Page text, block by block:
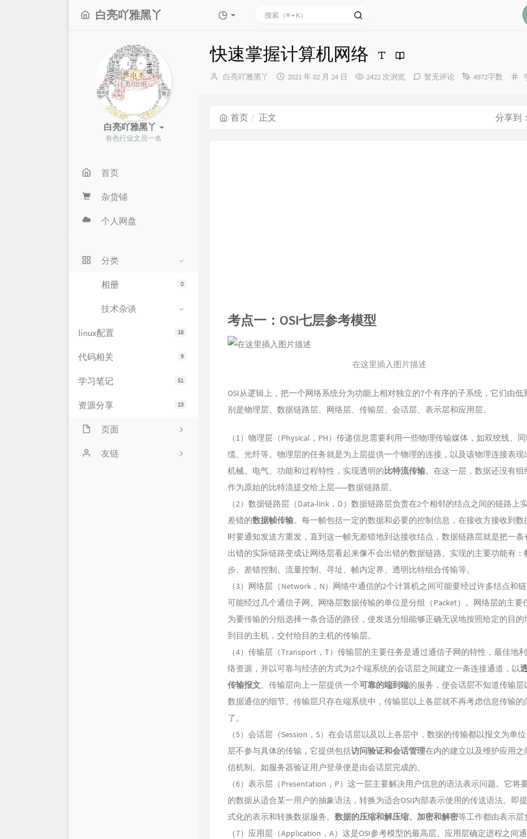
白亮吖雅黑丫
白亮吖雅黑丫
有色行业文员一名
首页
杂货铺
个人网盘
分类
0
相册
技术杂谈
18
linux配置
9
代码相关
51
学习笔记
13
资源分享
页面
网站状态
友链
快速掌握计算机网络
博
白亮吖雅黑丫
发
2021 年 02 月 24 日 2422 次浏览 暂无评论 4972字数
首页 正文 分享到
考点一：OSI七层参考模型
在这里插入图片描述
OSI从逻辑上，把一个网络系统分为功能上相对独立的7个有序的子系统，它们由低
别是物理层、数据链路层、网络层、传输层、会话层、表示层和应用层。
（1）物理层（Physical，PH）传递信息需要利用一些物理传输媒体，如双绞线、
缆、光纤等。物理层的任务就是为上层提供一个物理的连接，以及该物理连接表现
机械、电气、功能和过程特性，实现透明的比特流传输。在这一层，数据还没有组
作为原始的比特流提交给上层——数据链路层。
（2）数据链路层（Data-link，D）数据链路层负责在2个相邻的结点之间的链路上
差错的数据帧传输。每一帧包括一定的数据和必要的控制信息，在接收方接收到数
时要通知发送方重发，直到这一帧无差错地到达接收结点，数据链路层就是把一条
出错的实际链路变成让网络层看起来像不会出错的数据链路。实现的主要功能有：
步、差错控制、流量控制、寻址、帧内定界、透明比特组合传输等。
（3）网络层（Network，N）网络中通信的2个计算机之间可能要经过许多结点和
可能经过几个通信子网。网络层数据传输的单位是分组（Packet）。网络层的主要
为要传输的分组选择一条合适的路径，使发送分组能够正确无误地按照给定的目的
到目的主机，交付给目的主机的传输层。
（4）传输层（Transport，T）传输层的主要任务是通过通信子网的特性，最佳地
络资源，并以可靠与经济的方式为2个端系统的会话层之间建立一条连接通道，以
传输报文。传输层向上一层提供一个可靠的端到端的服务，使会话层不知道传输层
数据通信的细节。传输层只存在端系统中，传输层以上各层就不再考虑信息传输的
了。
（5）会话层（Session，S）在会话层以及以上各层中，数据的传输都以报文为单
层不参与具体的传输，它提供包括访问验证和会话管理在内的建立以及维护应用之
信机制。如服务器验证用户登录便是由会话层完成的。
（6）表示层（Presentation，P）这一层主要解决用户信息的语法表示问题。它将
的数据从适合某一用户的抽象语法，转换为适合OSI内部表示使用的传送语法。即
式化的表示和转换数据服务。 数据的压缩和解压缩、加密和解密等工作都由表示层
（7）应用层（Application，A）这是OSI参考模型的最高层。应用层确定进程之间